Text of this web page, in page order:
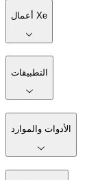
أعمال Xe
التطبيقات
الأدوات والموارد